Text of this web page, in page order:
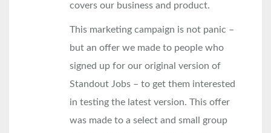
covers our business and product.
This marketing campaign is not panic –
but an offer we made to people who
signed up for our original version of
Standout Jobs – to get them interested
in testing the latest version. This offer
was made to a select and small group